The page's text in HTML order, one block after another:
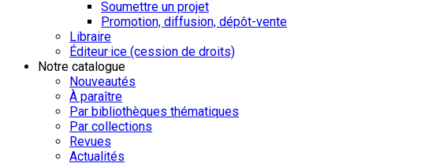
Soumettre un projet
Promotion, diffusion, dépôt-vente
Libraire
Éditeur·ice (cession de droits)
Notre catalogue
Nouveautés
À paraître
Par bibliothèques thématiques
Par collections
Revues
Actualités